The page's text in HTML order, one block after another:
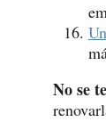
No se